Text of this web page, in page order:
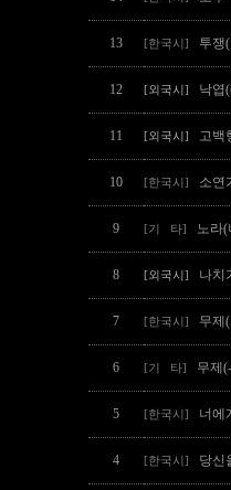
13 [한국시] 투쟁
12 [외국시] 낙엽
11 [외국시] 고백
10 [한국시] 소연
9 [기 타] 노라
8 [외국시] 나치
7 [한국시] 무제
6 [기 타] 무제
5 [한국시] 너에
4 [한국시] 당신